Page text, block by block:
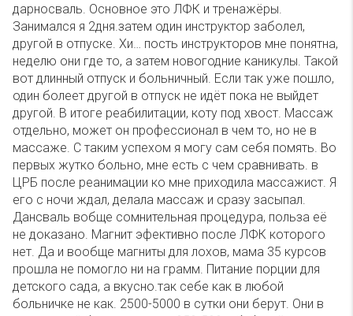
дарносваль. Основное это ЛФК и тренажёры.
Занимался я 2дня.затем один инструктор заболел,
другой в отпуске. Хи… пость инструкторов мне понятна,
неделю они где то, а затем новогодние каникулы. Такой
вот длинный отпуск и больничный. Если так уже пошло,
один болеет другой в отпуск не идёт пока не выйдет
другой. В итоге реабилитации, коту под хвост. Массаж
отдельно, может он профессионал в чем то, но не в
массаже. С таким успехом я могу сам себя помять. Во
первых жутко больно, мне есть с чем сравнивать. в
ЦРБ после реанимации ко мне приходила массажист. Я
его с ночи ждал, делала массаж и сразу засыпал.
Дансваль вобще сомнительная процедура, польза её
не доказано. Магнит эфективно после ЛФК которого
нет. Да и вообще магниты для лохов, мама 35 курсов
прошла не помогло ни на грамм. Питание порции для
детского сада, а вкусно.так себе как в любой
больничке не как. 2500-5000 в сутки они берут. Они в